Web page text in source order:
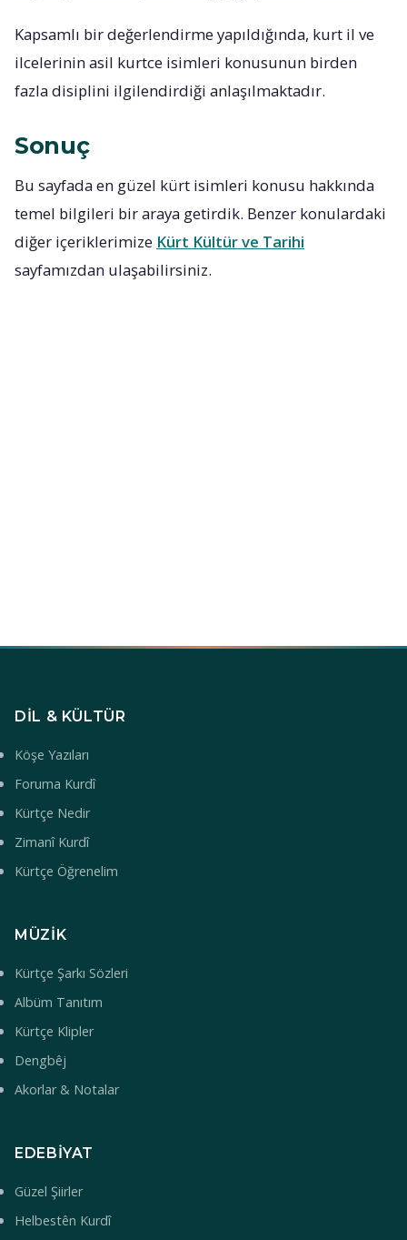
Kapsamlı bir değerlendirme yapıldığında, kurt il ve
ilcelerinin asil kurtce isimleri konusunun birden
fazla disiplini ilgilendirdiği anlaşılmaktadır.
Sonuç
Bu sayfada en güzel kürt isimleri konusu hakkında
temel bilgileri bir araya getirdik. Benzer konulardaki
diğer içeriklerimize Kürt Kültür ve Tarihi
sayfamızdan ulaşabilirsiniz.
DIL & KÜLTÜR
Köşe Yazıları
Foruma Kurdî
Kürtçe Nedir
Zimanî Kurdî
Kürtçe Öğrenelim
MÜZIK
Kürtçe Şarkı Sözleri
Albüm Tanıtım
Kürtçe Klipler
Dengbêj
Akorlar & Notalar
EDEBIYAT
Güzel Şiirler
Helbestên Kurdî